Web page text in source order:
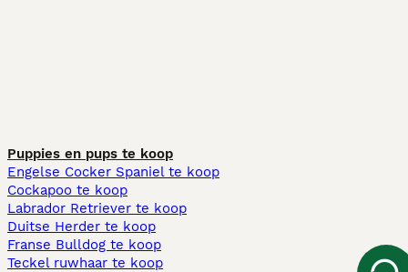
Puppies en pups te koop
Engelse Cocker Spaniel te koop
Cockapoo te koop
Labrador Retriever te koop
Duitse Herder te koop
Franse Bulldog te koop
Teckel ruwhaar te koop